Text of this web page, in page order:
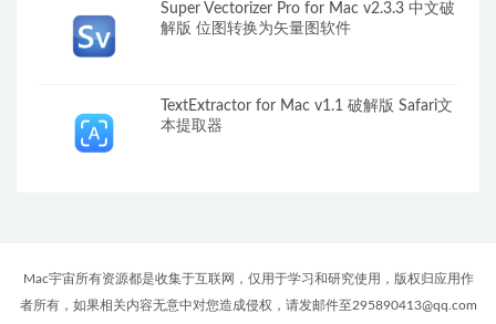
Super Vectorizer Pro for Mac v2.3.3 中文破
解版 位图转换为矢量图软件
TextExtractor for Mac v1.1 破解版 Safari文
本提取器
Mac宇宙所有资源都是收集于互联网，仅用于学习和研究使用，版权归应用作
者所有，如果相关内容无意中对您造成侵权，请发邮件至295890413@qq.com